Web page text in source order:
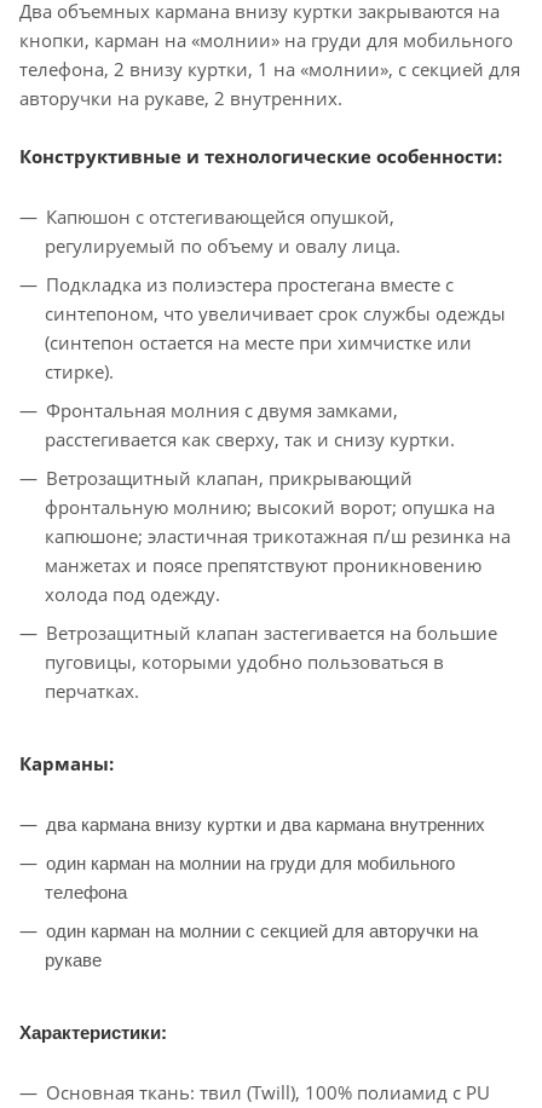
Два объемных кармана внизу куртки закрываются на
кнопки, карман на «молнии» на груди для мобильного
телефона, 2 внизу куртки, 1 на «молнии», с секцией для
авторучки на рукаве, 2 внутренних.
Конструктивные и технологические особенности:
Капюшон с отстегивающейся опушкой,
регулируемый по объему и овалу лица.
Подкладка из полиэстера простегана вместе с
синтепоном, что увеличивает срок службы одежды
(синтепон остается на месте при химчистке или
стирке).
Фронтальная молния с двумя замками,
расстегивается как сверху, так и снизу куртки.
Ветрозащитный клапан, прикрывающий
фронтальную молнию; высокий ворот; опушка на
капюшоне; эластичная трикотажная п/ш резинка на
манжетах и поясе препятствуют проникновению
холода под одежду.
Ветрозащитный клапан застегивается на большие
пуговицы, которыми удобно пользоваться в
перчатках.
Карманы:
два кармана внизу куртки и два кармана внутренних
один карман на молнии на груди для мобильного
телефона
один карман на молнии с секцией для авторучки на
рукаве
Характеристики:
Основная ткань: твил (Twill), 100% полиамид с PU